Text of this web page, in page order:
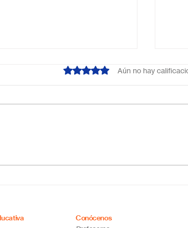
Obtuvo 0 de 5 estrellas.
Aún no hay
Conócenos